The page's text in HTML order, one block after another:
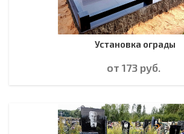
Установка ограды
от 173 руб.